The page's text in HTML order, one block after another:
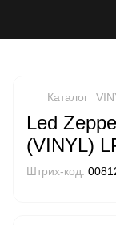
Каталог
Led
(VINYL)
Штрих-код: